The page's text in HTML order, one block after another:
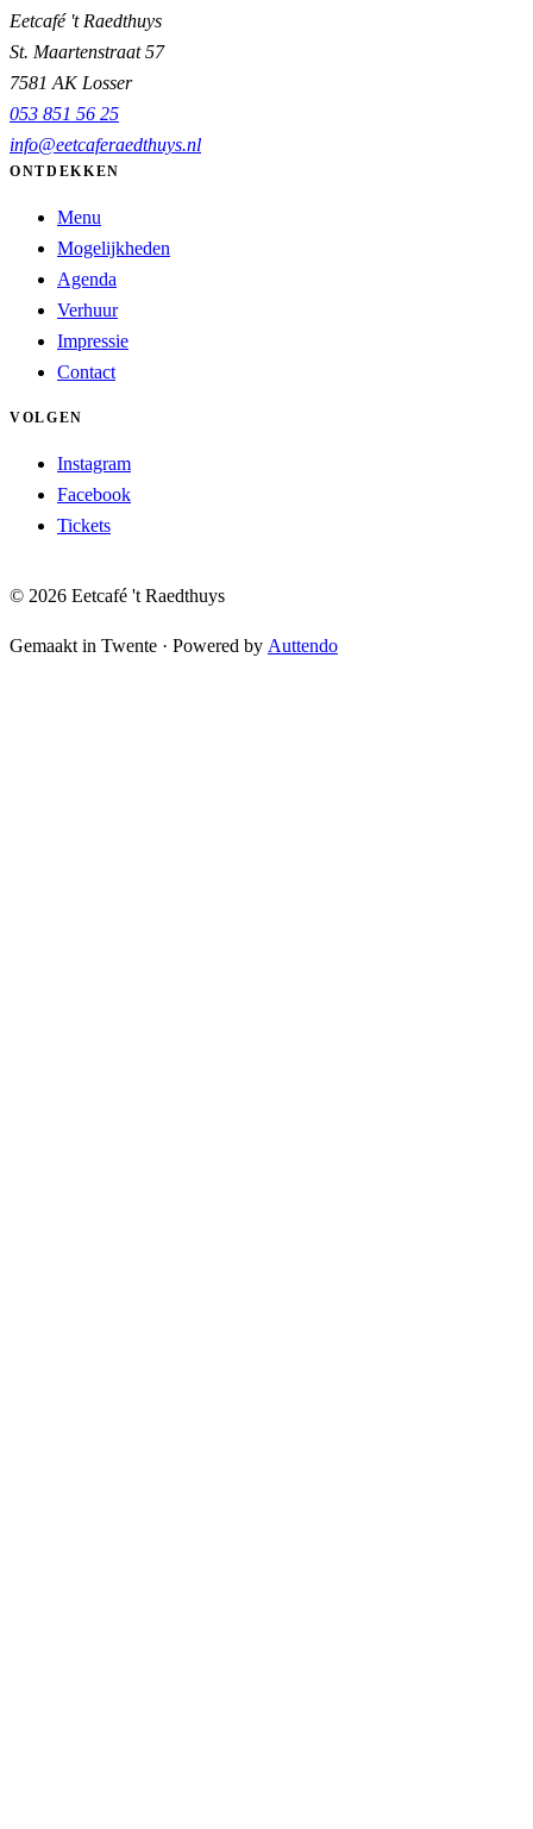
Eetcafé 't Raedthuys
St. Maartenstraat 57
7581 AK Losser
053 851 56 25
info@eetcaferaedthuys.nl
ONTDEKKEN
Menu
Mogelijkheden
Agenda
Verhuur
Impressie
Contact
VOLGEN
Instagram
Facebook
Tickets
© 2026 Eetcafé 't Raedthuys
Gemaakt in Twente · Powered by Auttendo